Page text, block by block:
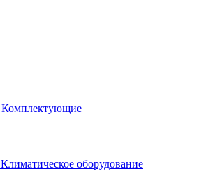
Комплектующие
Климатическое оборудование